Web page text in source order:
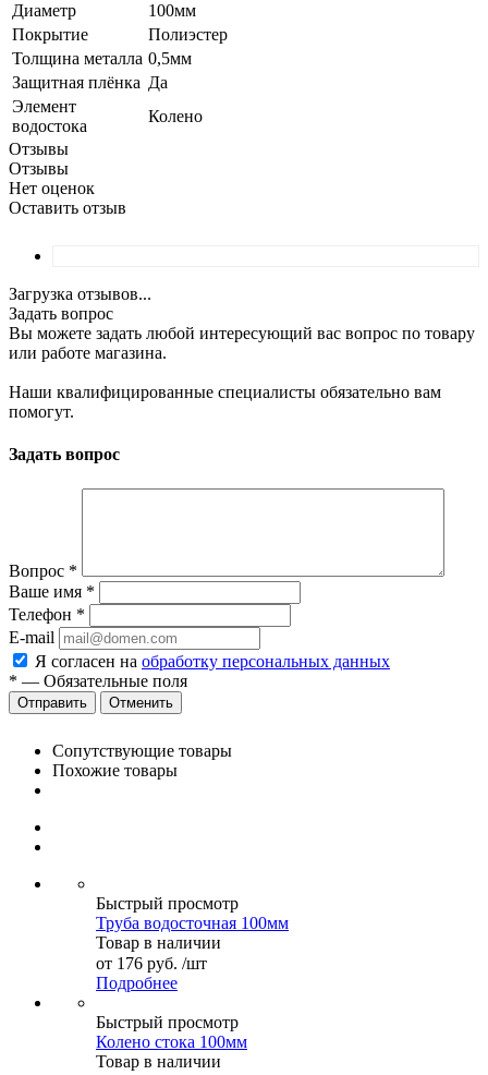
Диаметр
100мм
Покрытие
Полиэстер
Толщина металла 0,5мм
Защитная плёнка Да
Элемент
водостока
Колено
Отзывы
Отзывы
Нет оценок
Оставить отзыв
Загрузка отзывов...
Задать вопрос
Вы можете задать любой интересующий вас вопрос по товару
или работе магазина.
Наши квалифицированные специалисты обязательно вам
помогут.
Задать вопрос
Вопрос *
Ваше имя *
Телефон *
E-mail
Я согласен на обработку персональных данных
* — Обязательные поля
Отменить
Сопутствующие товары
Похожие товары
Быстрый просмотр
Труба водосточная 100мм
Товар в наличии
от 176 руб. /шт
Подробнее
Быстрый просмотр
Колено стока 100мм
Товар в наличии